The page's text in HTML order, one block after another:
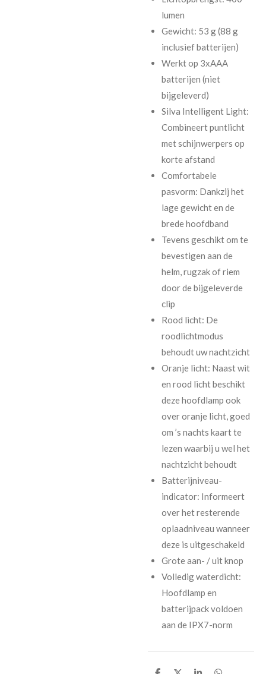
lumen
Gewicht: 53 g (88 g
inclusief batterijen)
Werkt op 3xAAA
batterijen (niet
bijgeleverd)
Silva Intelligent Light:
Combineert puntlicht
met schijnwerpers op
korte afstand
Comfortabele
pasvorm: Dankzij het
lage gewicht en de
brede hoofdband
Tevens geschikt om te
bevestigen aan de
helm, rugzak of riem
door de bijgeleverde
clip
Rood licht: De
roodlichtmodus
behoudt uw nachtzicht
Oranje licht: Naast wit
en rood licht beschikt
deze hoofdlamp ook
over oranje licht, goed
om ’s nachts kaart te
lezen waarbij u wel het
nachtzicht behoudt
Batterijniveau-
indicator: Informeert
over het resterende
oplaadniveau wanneer
deze is uitgeschakeld
Grote aan- / uit knop
Volledig waterdicht:
Hoofdlamp en
batterijpack voldoen
aan de IPX7-norm